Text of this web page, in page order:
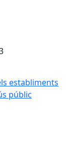
establiments
públic